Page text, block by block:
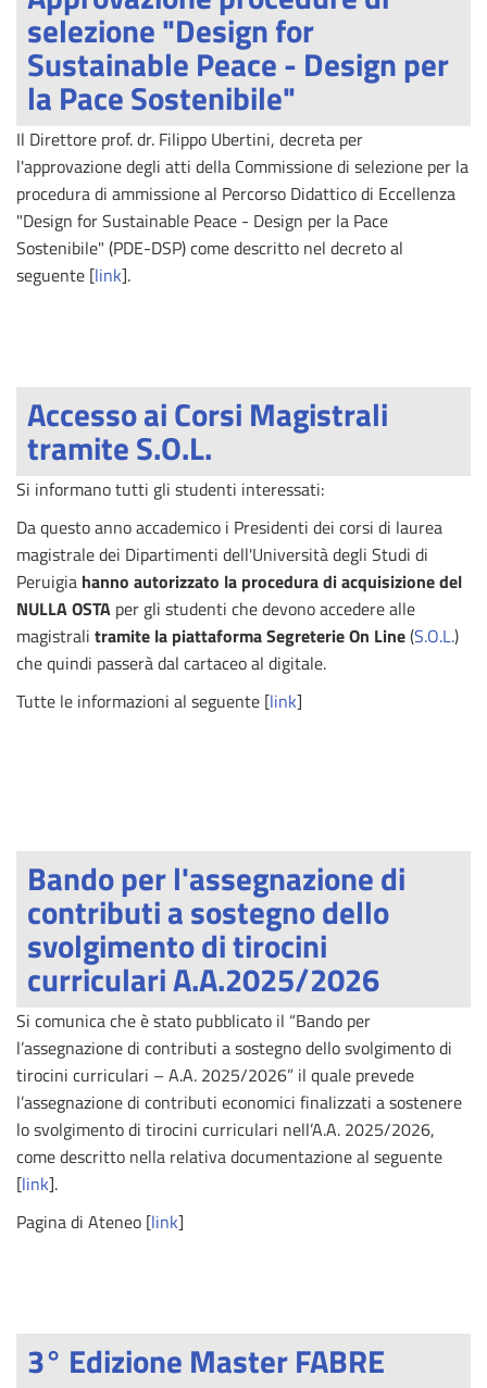
selezione "Design for
Sustainable Peace - Design per
la Pace Sostenibile"
Il Direttore prof. dr. Filippo Ubertini, decreta per
l'approvazione degli atti della Commissione di selezione per la
procedura di ammissione al Percorso Didattico di Eccellenza
"Design for Sustainable Peace - Design per la Pace
Sostenibile" (PDE-DSP) come descritto nel decreto al
seguente [link].
Accesso ai Corsi Magistrali
tramite S.O.L.
Si informano tutti gli studenti interessati:
Da questo anno accademico i Presidenti dei corsi di laurea
magistrale dei Dipartimenti dell'Università degli Studi di
Peruigia hanno autorizzato la procedura di acquisizione del
NULLA OSTA per gli studenti che devono accedere alle
magistrali tramite la piattaforma Segreterie On Line(S.O.L.)
che quindi passerà dal cartaceo al digitale.
Tutte le informazioni al seguente [link]
Bando per l'assegnazione di
contributi a sostegno dello
svolgimento di tirocini
curriculari A.A.2025/2026
Si comunica che è stato pubblicato il “Bando per
l’assegnazione di contributi a sostegno dello svolgimento di
tirocini curriculari – A.A. 2025/2026” il quale prevede
l’assegnazione di contributi economici finalizzati a sostenere
lo svolgimento di tirocini curriculari nell’A.A. 2025/2026,
come descritto nella relativa documentazione al seguente
[link].
Pagina di Ateneo [link]
3° Edizione Master FABRE